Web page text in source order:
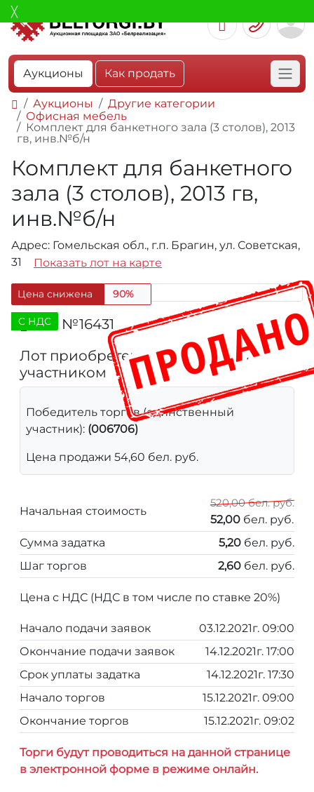
Аукционы Как продать
Аукционы
Другие категории
Офисная мебель
Комплект для банкетного зала (3 столов), 2013
гв, инв.№б/н
Комплект для банкетного
зала (3 столов), 2013 гв,
инв.№б/н
Адрес: Гомельская обл., г.п. Брагин, ул. Советская,
31
Показать лот на карте
Цена снижена 90%
C НДС
Лот №16431 511
Лот приобретен единственным
участником
Победитель торгов (единственный
участник): (006706)
Цена продажи 54,60 бел. руб.
Начальная стоимость
520,00 бел. руб.
52,00 бел. руб.
Сумма задатка
5,20 бел. руб.
Шаг торгов
2,60 бел. руб.
Цена с НДС (НДС в том числе по ставке 20%)
Начало подачи заявок
03.12.2021г. 09:00
Окончание подачи заявок
14.12.2021г. 17:00
Срок уплаты задатка
14.12.2021г. 17:30
Начало торгов
15.12.2021г. 09:00
Окончание торгов
15.12.2021г. 09:02
Торги будут проводиться на данной странице
в электронной форме в режиме онлайн.